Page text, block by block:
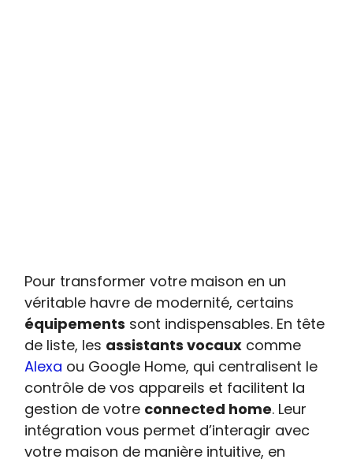
Pour transformer votre maison en un
véritable havre de modernité, certains
équipements sont indispensables. En tête
de liste, les assistants vocaux comme
Alexa ou Google Home, qui centralisent le
contrôle de vos appareils et facilitent la
gestion de votre connected home. Leur
intégration vous permet d’interagir avec
votre maison de manière intuitive, en